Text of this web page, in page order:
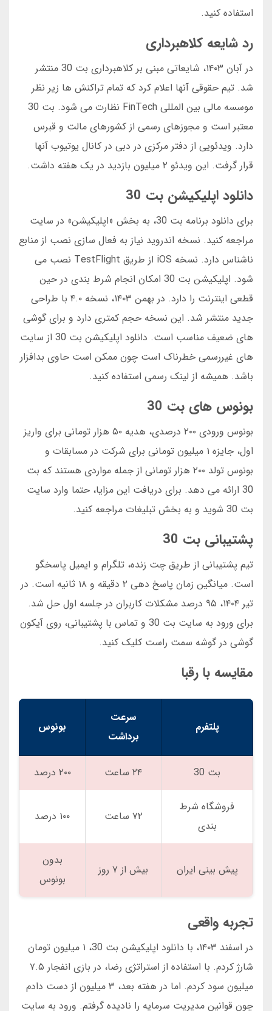
استفاده کنید.
رد شایعه کلاهبرداری
در آبان ۱۴۰۳، شایعاتی مبنی بر کلاهبرداری بت 30 منتشر
شد. تیم حقوقی آنها اعلام کرد که تمام تراکنش ها زیر نظر
موسسه مالی بین المللی FinTech نظارت می شود. بت 30
معتبر است و مجوزهای رسمی از کشورهای مالت و قبرس
دارد. ویدئویی از دفتر مرکزی در دبی در کانال یوتیوب آنها
قرار گرفت. این ویدئو ۲ میلیون بازدید در یک هفته داشت.
دانلود اپلیکیشن بت 30
برای دانلود برنامه بت 30، به بخش «اپلیکیشن» در سایت
مراجعه کنید. نسخه اندروید نیاز به فعال سازی نصب از منابع
ناشناس دارد. نسخه iOS از طریق TestFlight نصب می
شود. اپلیکیشن بت 30 امکان انجام شرط بندی در حین
قطعی اینترنت را دارد. در بهمن ۱۴۰۳، نسخه ۴.۰ با طراحی
جدید منتشر شد. این نسخه حجم کمتری دارد و برای گوشی
های ضعیف مناسب است. دانلود اپلیکیشن بت 30 از سایت
های غیررسمی خطرناک است چون ممکن است حاوی بدافزار
باشد. همیشه از لینک رسمی استفاده کنید.
بونوس های بت 30
بونوس ورودی ۲۰۰ درصدی، هدیه ۵۰ هزار تومانی برای واریز
اول، جایزه ۱ میلیون تومانی برای شرکت در مسابقات و
بونوس تولد ۲۰۰ هزار تومانی از جمله مواردی هستند که بت
30 ارائه می دهد. برای دریافت این مزایا، حتما وارد سایت
بت 30 شوید و به بخش تبلیغات مراجعه کنید.
پشتیبانی بت 30
تیم پشتیبانی از طریق چت زنده، تلگرام و ایمیل پاسخگو
است. میانگین زمان پاسخ دهی ۲ دقیقه و ۱۸ ثانیه است. در
تیر ۱۴۰۴، ۹۵ درصد مشکلات کاربران در جلسه اول حل شد.
برای ورود به سایت بت 30 و تماس با پشتیبانی، روی آیکون
گوشی در گوشه سمت راست کلیک کنید.
مقایسه با رقبا
پلتفرم
سرعت
برداشت
بونوس
بت 30 ۲۴ ساعت ۲۰۰ درصد
فروشگاه شرط
بندی
۷۲ ساعت ۱۰۰ درصد
پیش بینی ایران بیش از ۷ روز
بدون
بونوس
تجربه واقعی
در اسفند ۱۴۰۳، با دانلود اپلیکیشن بت 30، ۱ میلیون تومان
شارژ کردم. با استفاده از استراتژی رضا، در بازی انفجار ۷.۵
میلیون سود کردم. اما در هفته بعد، ۳ میلیون از دست دادم
چون قوانین مدیریت سرمایه را نادیده گرفتم. ورود به سایت